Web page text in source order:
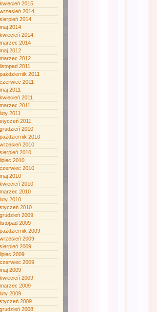
kwiecień 2015
wrzesień 2014
sierpień 2014
maj 2014
kwiecień 2014
marzec 2014
maj 2012
marzec 2012
listopad 2011
październik 2011
czerwiec 2011
maj 2011
kwiecień 2011
marzec 2011
luty 2011
styczeń 2011
grudzień 2010
październik 2010
wrzesień 2010
sierpień 2010
lipiec 2010
czerwiec 2010
maj 2010
kwiecień 2010
marzec 2010
luty 2010
styczeń 2010
grudzień 2009
listopad 2009
październik 2009
wrzesień 2009
sierpień 2009
lipiec 2009
czerwiec 2009
maj 2009
kwiecień 2009
marzec 2009
luty 2009
styczeń 2009
grudzień 2008